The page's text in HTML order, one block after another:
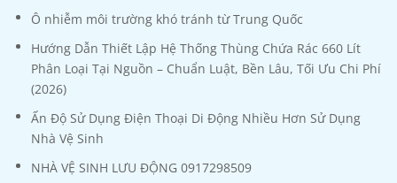
Ô nhiễm môi trường khó tránh từ Trung Quốc
Hướng Dẫn Thiết Lập Hệ Thống Thùng Chứa Rác 660 Lít
Phân Loại Tại Nguồn – Chuẩn Luật, Bền Lâu, Tối Ưu Chi Phí
(2026)
Ấn Độ Sử Dụng Điện Thoại Di Động Nhiều Hơn Sử Dụng
Nhà Vệ Sinh
NHÀ VỆ SINH LƯU ĐỘNG 0917298509